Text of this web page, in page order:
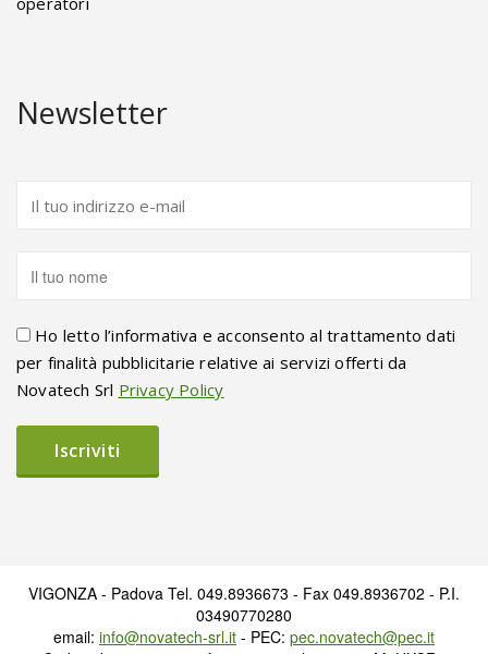
Newsletter
Ho letto l’informativa e acconsento al trattamento dati
per finalità pubblicitarie relative ai servizi offerti da
Novatech Srl Privacy Policy
VIGONZA - Padova Tel. 049.8936673 - Fax 049.8936702 - P.I.
03490770280
email: info@novatech-srl.it - PEC: pec.novatech@pec.it